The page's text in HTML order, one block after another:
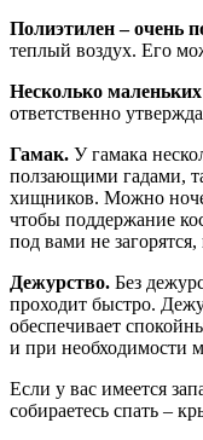
Полиэтилен – очень
теплый воздух. Его
Несколько
ответственно
Гамак. У гамака
ползающими гадами,
хищников. Можно
чтобы поддержание
под вами не
Дежурство. Без
проходит быстро.
обеспечивает
и при необходимости
Если у вас имеется
собираетесь спать –